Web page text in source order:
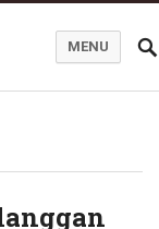
MENU